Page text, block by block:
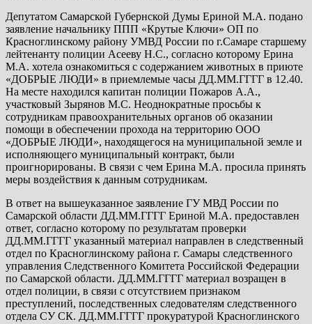
Депутатом Самарской Губернской Думы Ериной М.А. подано
заявление начальнику ППП «Крутые Ключи» ОП по
Красноглинскому району УМВД России по г.Самаре старшему
лейтенанту полиции Асееву Н.С., согласно которому Ерина
М.А. хотела ознакомиться с содержанием животных в приюте
«ДОБРЫЕ ЛЮДИ» в приемлемые часы ДД.ММ.ГГГГ в 12.40.
На месте находился капитан полиции Пожаров А.А.,
участковый Зырянов М.С. Неоднократные просьбы к
сотрудникам правоохранительных органов об оказании
помощи в обеспечении прохода на территорию ООО
«ДОБРЫЕ ЛЮДИ», находящегося на муниципальной земле и
исполняющего муниципальный контракт, были
проигнорированы. В связи с чем Ерина М.А. просила принять
меры воздействия к данным сотрудникам.
В ответ на вышеуказанное заявление ГУ МВД России по
Самарской области ДД.ММ.ГГГГ Ериной М.А. предоставлен
ответ, согласно которому по результатам проверки
ДД.ММ.ГГГГ указанный материал направлен в следственный
отдел по Красноглинскому района г. Самары следственного
управления Следственного Комитета Российской Федерации
по Самарской области. ДД.ММ.ГГГГ материал возращен в
отдел полиции, в связи с отсутствием признаком
преступлений, последственных следователям следственного
отдела СУ СК. ДД.ММ.ГГГГ прокуратурой Красноглинского